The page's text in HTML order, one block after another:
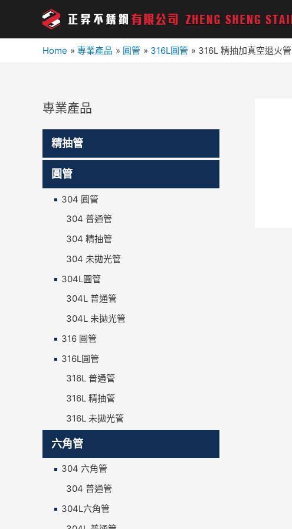
Home 專業產品 圓管 316L圓管 316L 精抽加真空退火管
專業產品
精抽管
圓管
304 圓管
304 普通管
304 精抽管
304 未拋光管
304L圓管
304L 普通管
304L 未拋光管
316 圓管
316L圓管
316L 普通管
316L 精抽管
316L 未拋光管
六角管
304 六角管
304 普通管
304L六角管